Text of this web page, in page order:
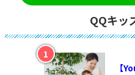
QQキッ
【